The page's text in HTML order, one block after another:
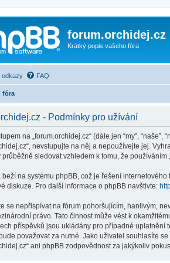
forum.orchidej.cz
Krátký popis vašeho fóra
odkazy FAQ
fóra
- Podmínky pro užívání
na „forum.orchidej.cz“ (dále jen “my”,
nevstupujte na něj a nepoužívejte jej.
sledovat vzhledem k tomu, že používáním
beží na systému phpBB, což je řešení internetového
diskuze. Pro další informace o phpBB navštivte:
se nepřispívat na fórum pohoršujícím, hanlivým,
právo. Tato činnost může vést k
příspěvků jsou ukládány pro případné uplatnění
považovat za nutné. Jako uživatel souhlasíte
ani phpBB zodpovědnost za jakýkoliv